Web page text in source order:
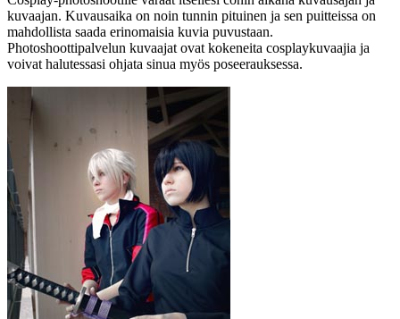
kuvaajan. Kuvausaika on noin tunnin pituinen ja sen puitteissa on
mahdollista saada erinomaisia kuvia puvustaan.
Photoshoottipalvelun kuvaajat ovat kokeneita cosplaykuvaajia ja
voivat halutessasi ohjata sinua myös poseerauksessa.